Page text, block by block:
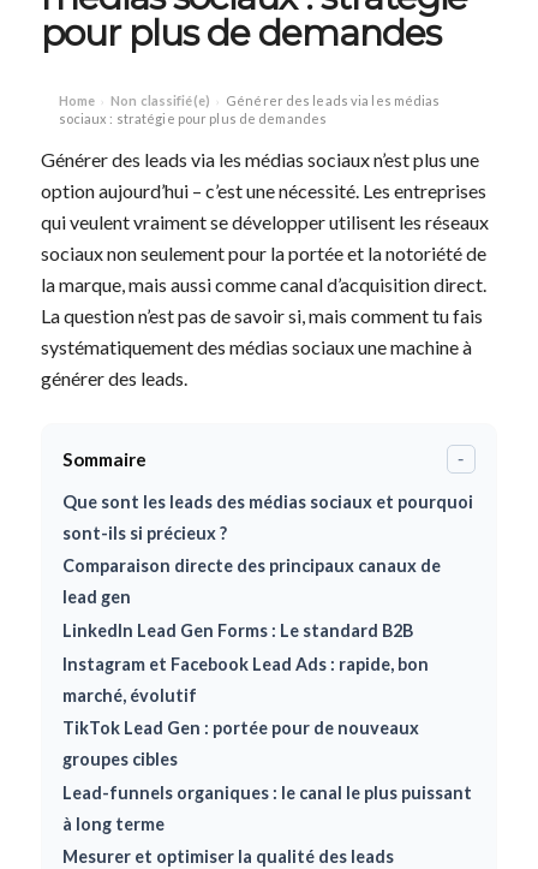
pour plus de demandes
Home › Non classifié(e) › Générer des leads via les médias
sociaux : stratégie pour plus de demandes
Générer des leads via les médias sociaux n’est plus une
option aujourd’hui – c’est une nécessité. Les entreprises
qui veulent vraiment se développer utilisent les réseaux
sociaux non seulement pour la portée et la notoriété de
la marque, mais aussi comme canal d’acquisition direct.
La question n’est pas de savoir si, mais comment tu fais
systématiquement des médias sociaux une machine à
générer des leads.
Sommaire -
Que sont les leads des médias sociaux et pourquoi
sont-ils si précieux ?
Comparaison directe des principaux canaux de
lead gen
LinkedIn Lead Gen Forms : Le standard B2B
Instagram et Facebook Lead Ads : rapide, bon
marché, évolutif
TikTok Lead Gen : portée pour de nouveaux
groupes cibles
Lead-funnels organiques : le canal le plus puissant
à long terme
Mesurer et optimiser la qualité des leads